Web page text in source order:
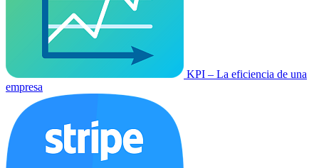
KPI – La eficiencia de una
empresa